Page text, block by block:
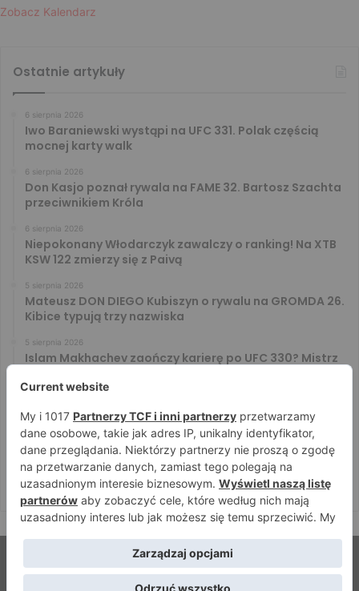
Zobacz Kalendarz
Ostatnie artykuły
6 sierpnia 2026
Iwo Baraniewski wystąpi na UFC 331. Polak częścią
mocnej karty walk
6 sierpnia 2026
Don Kasjo poznał rywala na FAME 32. Bartosz Szachta
przeciwnikiem Króla
6 sierpnia 2026
Niepokonany Włodarczyk zawalczy o ranking! Na XTB
KSW 122 zmierzy się z Paivą
5 sierpnia 2026
Mateusz DON DIEGO Kubiszyn o rywalu na GROMDA 26.
Kibice typują trzy nazwiska
5 sierpnia 2026
Islam Makhachev zaończy karierę po UFC 330? Mistrz
Tańcula nie gryzł się w język. Wymowna sugestia o
zachowaniu Jacka Murańskiego [VIDEO]
4 sierpnia 2026
Ostre spojrzenia Jóźwiaka i Ryty. Zobacz face to face
przed PRIME 18
© Strefamma.pl 2026, Wszelkie prawa zastrzeżone |